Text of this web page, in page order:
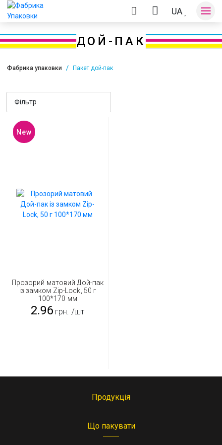
UA
Оплата та доставка
ДОЙ-ПАК
Фабрика упаковки Пакет дой-пак
Фільтр
New
Прозорий матовий Дой-пак
із замком Zip-Lock, 50 г
100*170 мм
2.96 грн. /шт
Продукція
Що пакувати